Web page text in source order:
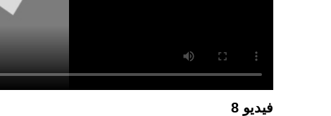
فيديو 8